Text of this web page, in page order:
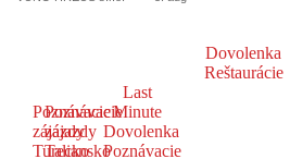
Dovolenka
Reštaurácie
Poznávacie
zájazdy
Turecko
Poznávacie
zájazdy
Taliansko
Last
Minute
Dovolenka
Poznávacie